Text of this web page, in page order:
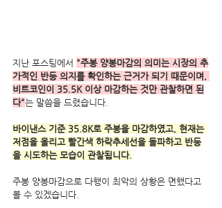
지난 포스팅에서 "주봉 양봉마감의 의미는 시장의 추
가적인 반등 의지를 확인하는 근거가 되기 때문이며,
비트코인이 35.5K 이상 마감하는 것만 관찰하면 된
다"는 말씀을 드렸습니다.
바이낸스 기준 35.8K로 주봉을 마감하였고, 현재는
저점을 올리고 빨간색 하락추세선을 돌파하고 반등
을 시도하는 모습이 관찰됩니다.
주봉 양봉마감으로 다행이 최악의 상황은 면했다고
볼 수 있겠습니다.